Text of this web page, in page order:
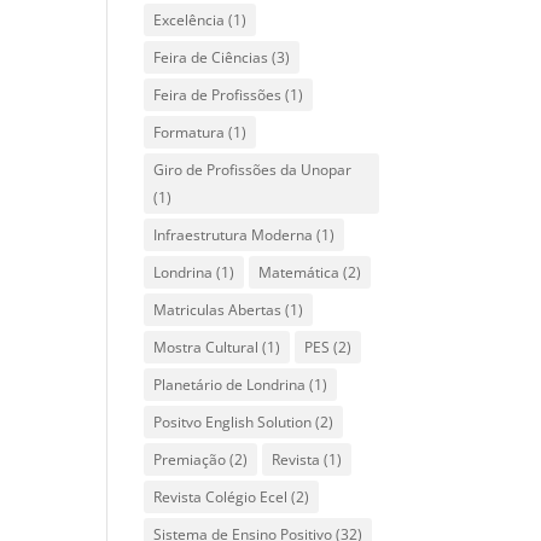
Excelência (1)
Feira de Ciências (3)
Feira de Profissões (1)
Formatura (1)
Giro de Profissões da Unopar
(1)
Infraestrutura Moderna (1)
Londrina (1) Matemática (2)
Matriculas Abertas (1)
Mostra Cultural (1) PES (2)
Planetário de Londrina (1)
Positvo English Solution(2)
Premiação(2) Revista (1)
Revista Colégio Ecel (2)
Sistema de Ensino Positivo(32)